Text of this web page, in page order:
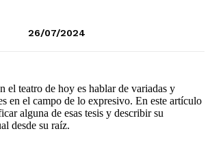
26/07/2024
el teatro de hoy es hablar de variadas y
en el campo de lo expresivo. En este artículo
alguna de esas tesis y describir su
desde su raíz.